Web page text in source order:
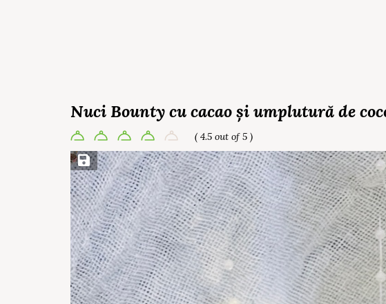
Nuci Bounty cu cacao și umplutură de
( 4.5 out of 5 )
Save Recipe